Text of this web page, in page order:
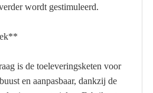
wordt gestimuleerd.
is de toeleveringsketen voor
en aanpasbaar, dankzij de